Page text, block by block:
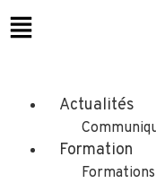
Actualités
Formation